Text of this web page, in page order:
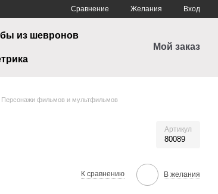
Сравнение Желания Вход
из шевронов
Мой заказ
Персонажи фильмов и мультфильмов
Артикул
80089
К сравнению В желания